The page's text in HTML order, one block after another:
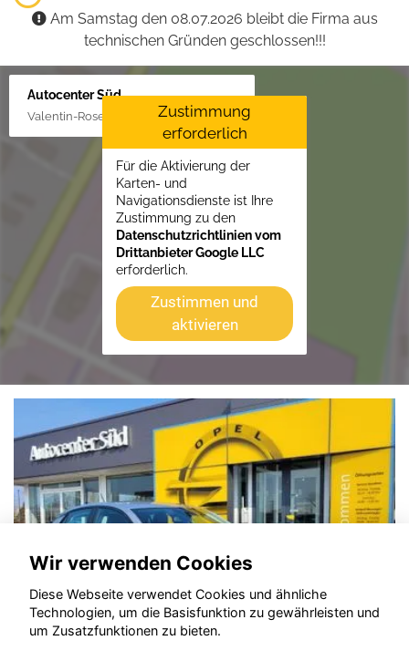
Am Samstag den 08.07.2026 bleibt die Firma aus
technischen Gründen geschlossen!!!
Autocenter Süd
Valentin-Rose-Str. 3, 16816 Neuruppin
Zustimmung
erforderlich
Für die Aktivierung der
Karten- und
Navigationsdienste ist Ihre
Zustimmung zu den
Datenschutzrichtlinien vom
Drittanbieter Google LLC
erforderlich.
Zustimmen und
aktivieren
Wir verwenden Cookies
Diese Webseite verwendet Cookies und ähnliche
Technologien, um die Basisfunktion zu gewährleisten und
um Zusatzfunktionen zu bieten.